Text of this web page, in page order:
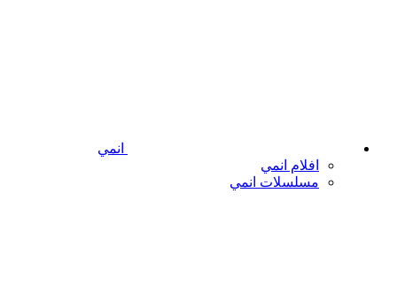
انمي
افلام انمي
مسلسلات انمي